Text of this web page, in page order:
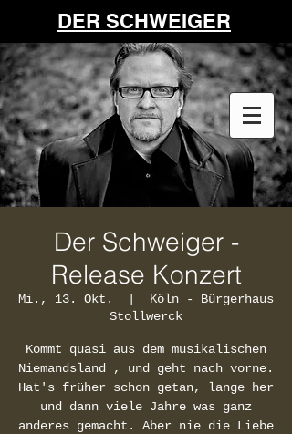
DER SCHWEIGER
Der Schweiger -
Release Konzert
Mi., 13. Okt.
Köln - Bürgerhaus
Stollwerck
Kommt quasi aus dem musikalischen
Niemandsland , und geht nach vorne.
Hat's früher schon getan, lange her
und dann viele Jahre was ganz
anderes gemacht. Aber nie die Liebe